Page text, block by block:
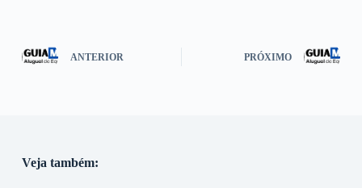
ANTERIOR PRÓXIMO
Veja também: